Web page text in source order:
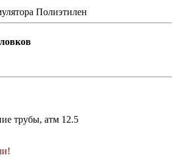
Полиэтилен
трубы, атм 12.5